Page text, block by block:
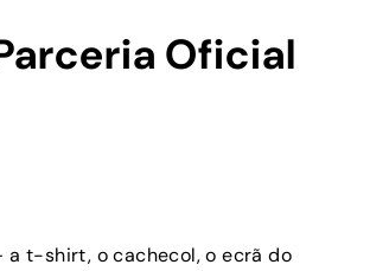
Oficial
a t-shirt, o cachecol, o ecrã do